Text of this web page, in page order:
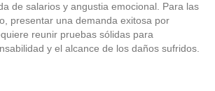
de salarios y angustia emocional. Para las
presentar una demanda exitosa por
reunir pruebas sólidas para
y el alcance de los daños sufridos.